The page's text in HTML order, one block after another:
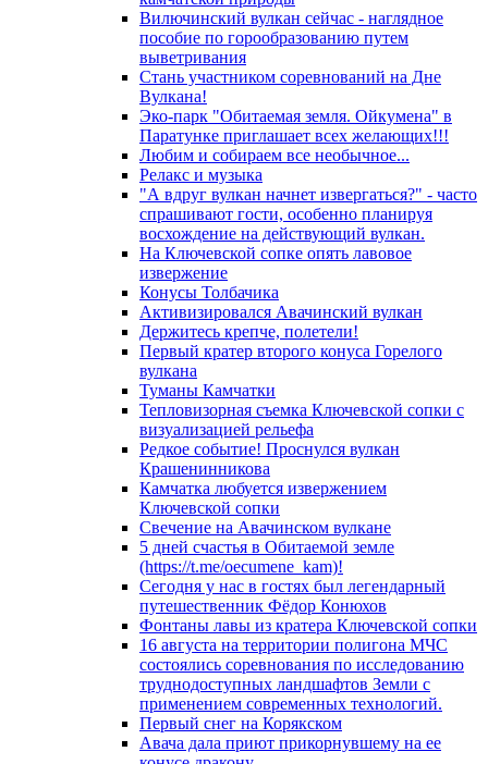
Вилючинский вулкан сейчас - наглядное
пособие по горообразованию путем
выветривания
Стань участником соревнований на Дне
Вулкана!
Эко-парк "Обитаемая земля. Ойкумена" в
Паратунке приглашает всех желающих!!!
Любим и собираем все необычное...
Релакс и музыка
"А вдруг вулкан начнет извергаться?" - часто
спрашивают гости, особенно планируя
восхождение на действующий вулкан.
На Ключевской сопке опять лавовое
извержение
Конусы Толбачика
Активизировался Авачинский вулкан
Держитесь крепче, полетели!
Первый кратер второго конуса Горелого
вулкана
Туманы Камчатки
Тепловизорная съемка Ключевской сопки с
визуализацией рельефа
Редкое событие! Проснулся вулкан
Крашенинникова
Камчатка любуется извержением
Ключевской сопки
Свечение на Авачинском вулкане
5 дней счастья в Обитаемой земле
(https://t.me/oecumene_kam)!
Сегодня у нас в гостях был легендарный
путешественник Фёдор Конюхов
Фонтаны лавы из кратера Ключевской сопки
16 августа на территории полигона МЧС
состоялись соревнования по исследованию
труднодоступных ландшафтов Земли с
применением современных технологий.
Первый снег на Корякском
Авача дала приют прикорнувшему на ее